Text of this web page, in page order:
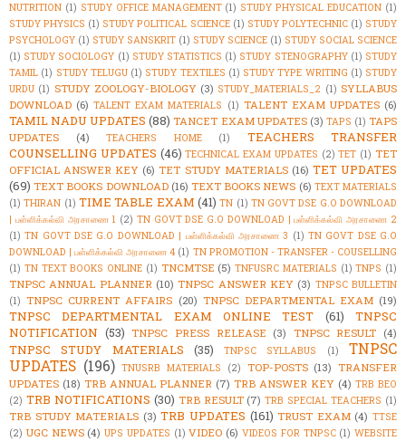
NUTRITION (1) STUDY OFFICE MANAGEMENT (1) STUDY PHYSICAL EDUCATION (1)
STUDY PHYSICS (1) STUDY POLITICAL SCIENCE (1) STUDY POLYTECHNIC (1) STUDY
PSYCHOLOGY (1) STUDY SANSKRIT (1) STUDY SCIENCE (1) STUDY SOCIAL SCIENCE
(1) STUDY SOCIOLOGY (1) STUDY STATISTICS (1) STUDY STENOGRAPHY (1) STUDY
TAMIL (1) STUDY TELUGU (1) STUDY TEXTILES (1) STUDY TYPE WRITING (1) STUDY
URDU (1) STUDY ZOOLOGY-BIOLOGY (3) STUDY_MATERIALS_2 (1) SYLLABUS
DOWNLOAD (6) TALENT EXAM MATERIALS (1) TALENT EXAM UPDATES (6)
TAMIL NADU UPDATES (88) TANCET EXAM UPDATES (3) TAPS (1) TAPS
UPDATES
(4) TEACHERS HOME (1)
TEACHERS TRANSFER
COUNSELLING UPDATES (46) TECHNICAL EXAM UPDATES (2) TET (1) TET
OFFICIAL ANSWER KEY (6) TET STUDY MATERIALS (16) TET UPDATES
(69) TEXT BOOKS DOWNLOAD (16) TEXT BOOKS NEWS (6) TEXT MATERIALS
(1) THIRAN (1) TIME TABLE EXAM (41) TN (1) TN GOVT DSE G.O DOWNLOAD
| பள்ளிக்கல்வி அரசாணை 1 (2) TN GOVT DSE G.O DOWNLOAD | பள்ளிக்கல்வி அரசாணை 2
(1) TN GOVT DSE G.O DOWNLOAD | பள்ளிக்கல்வி அரசாணை 3 (1) TN GOVT DSE G.O
DOWNLOAD | பள்ளிக்கல்வி அரசாணை 4 (1) TN PROMOTION - TRANSFER - COUSELLING
(1) TN TEXT BOOKS ONLINE (1) TNCMTSE (5) TNFUSRC MATERIALS (1) TNPS (1)
TNPSC ANNUAL PLANNER (10) TNPSC ANSWER KEY (3) TNPSC BULLETIN
(1) TNPSC CURRENT AFFAIRS (20) TNPSC DEPARTMENTAL EXAM (19)
TNPSC DEPARTMENTAL EXAM ONLINE TEST (61)
TNPSC
NOTIFICATION (53) TNPSC PRESS RELEASE (3) TNPSC RESULT (4)
TNPSC STUDY MATERIALS (35) TNPSC SYLLABUS (1)
TNPSC
UPDATES (196) TNUSRB MATERIALS (2) TOP-POSTS (13) TRANSFER
UPDATES (18) TRB ANNUAL PLANNER (7) TRB ANSWER KEY (4) TRB BEO
(2) TRB NOTIFICATIONS (30) TRB RESULT (7) TRB SPECIAL TEACHERS (1)
TRB STUDY MATERIALS (3) TRB UPDATES (161) TRUST EXAM (4) TTSE
(2) UGC NEWS (4) UPS UPDATES (1) VIDEO (6) VIDEOS FOR TNPSC (1) WEBSITE